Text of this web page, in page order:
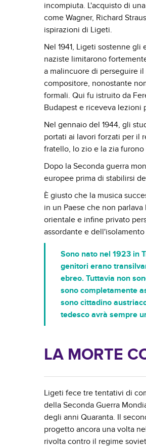
incompiuta. L'acquisto di
come Wagner, Richard
ispirazioni di Ligeti.
Nel 1941, Ligeti sostenne
naziste limitarono
a malincuore di perseguire
compositore, nonostante
formali. Qui fu istruito da
Budapest e riceveva lezioni
Nel gennaio del 1944, gli
portati ai lavori forzati per il
fratello, lo zio e la zia
Dopo la Seconda guerra
europee prima di stabilirsi
È giusto che la musica
in un Paese che non
orientale e infine privato
assordante e
Sono nato nel 1923 in
genitori erano
ebreo. Tuttavia non
sono completamente
sono cittadino
tedesco avrà sempre
LA MORTE
Ligeti fece tre tentativi di
della Seconda Guerra
degli anni Quaranta. Il
progetto ancora una volta
rivolta contro il regime